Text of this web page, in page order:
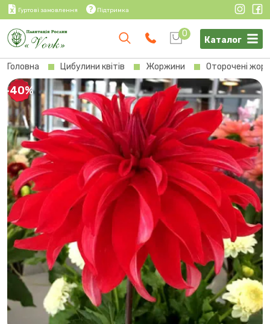
Гуртові замовлення Підтримка
0
Каталог
Головна Цибулини квітів Жоржини Оторочені
-40%